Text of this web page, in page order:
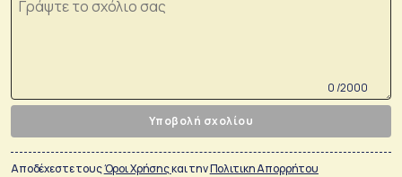
0 /2000
Υποβολή σχολίου
Αποδέχεστε τουςΌροι Χρήσηςκαι τηνΠολιτικη Απορρήτου